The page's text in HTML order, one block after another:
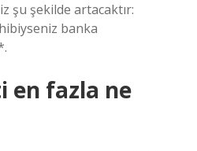
şu şekilde artacaktır:
banka
en fazla ne